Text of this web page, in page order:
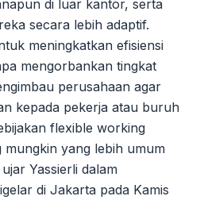
di luar kantor, serta
secara lebih adaptif.
meningkatkan efisiensi
mengorbankan tingkat
perusahaan agar
kepada pekerja atau buruh
flexible working
yang lebih umum
Yassierli dalam
di Jakarta pada Kamis